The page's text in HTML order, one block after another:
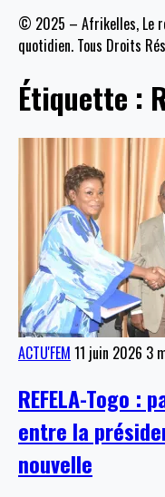
© 2025 – Afrikelles, Le
quotidien. Tous Droits
Étiquette :
ACTU'FEM 11 juin 2026 3
REFELA-Togo :
entre la
nouvelle